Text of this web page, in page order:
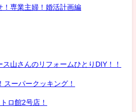
！専業主婦！婚活計画編
山さんのリフォームひとりDIY！！
スーパークッキング！
ロ館2号店！